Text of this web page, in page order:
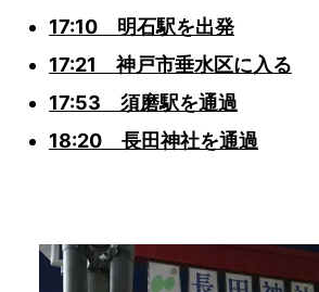
17:10 明石駅を出発
17:21 神戸市垂水区に入る
17:53 須磨駅を通過
18:20 長田神社を通過